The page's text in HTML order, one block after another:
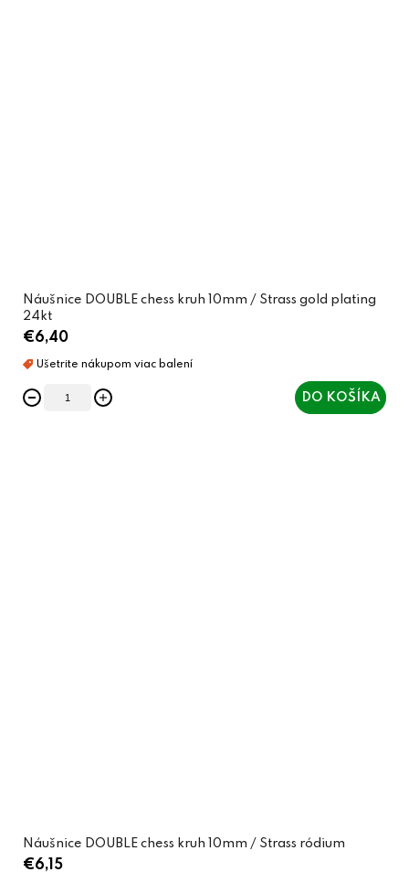
Náušnice DOUBLE chess kruh 10mm / Strass gold plating
24kt
€6,40
DO KOŠÍKA
Náušnice DOUBLE chess kruh 10mm / Strass ródium
€6,15